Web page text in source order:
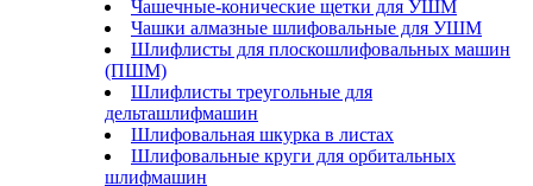
Чашечные-конические щетки для УШМ
Чашки алмазные шлифовальные для УШМ
Шлифлисты для плоскошлифовальных машин
(ПШМ)
Шлифлисты треугольные для
дельташлифмашин
Шлифовальная шкурка в листах
Шлифовальные круги для орбитальных
шлифмашин